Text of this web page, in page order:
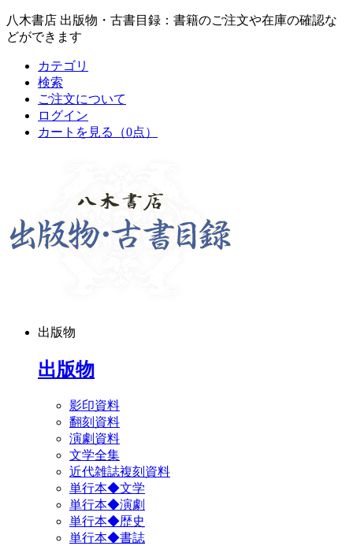
八木書店 出版物・古書目録：書籍のご注文や在庫の確認な
どができます
カテゴリ
検索
ご注文について
ログイン
カートを見る
（0点）
出版物
出版物
影印資料
翻刻資料
演劇資料
文学全集
近代雑誌複刻資料
単行本◆文学
単行本◆演劇
単行本◆歴史
単行本◆書誌